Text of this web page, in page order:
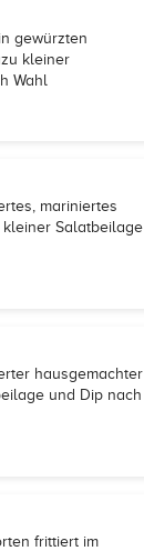
gewürzten
kleiner
Wahl
mariniertes
Salatbeilage
hausgemachter
und Dip nach
frittiert im